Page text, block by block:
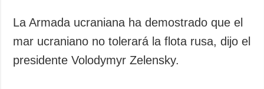
Sociedad y
Cultura
Deportes
protección de
La Armada ucraniana ha demostrado que el
mar ucraniano no tolerará la flota rusa, dijo el
presidente Volodymyr Zelensky.